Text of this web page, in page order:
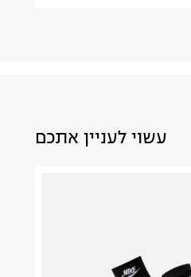
עשוי לעניין אתכם